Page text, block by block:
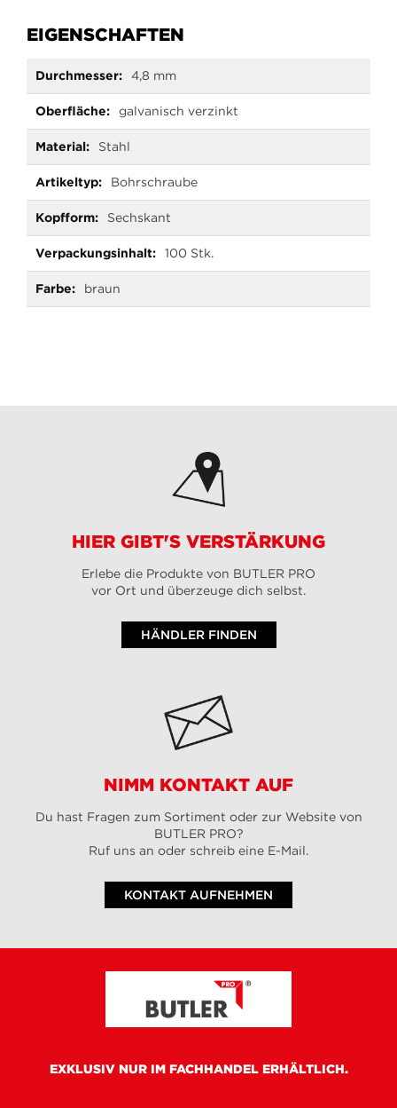
EIGENSCHAFTEN
Informationen
4,8 mm
galvanisch verzinkt
Stahl
Bohrschraube
Sechskant
100 Stk.
braun
HIER GIBT'S VERSTÄRKUNG
Erlebe die Produkte von BUTLER PRO
vor Ort und überzeuge dich selbst.
HÄNDLER FINDEN
NIMM KONTAKT AUF
Du hast Fragen zum Sortiment oder zur Website von
BUTLER PRO?
Ruf uns an oder schreib eine E-Mail.
KONTAKT AUFNEHMEN
EXKLUSIV NUR IM FACHHANDEL ERHÄLTLICH.